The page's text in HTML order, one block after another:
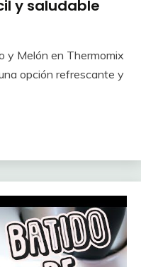
y saludable
y Melón en Thermomix
opción refrescante y